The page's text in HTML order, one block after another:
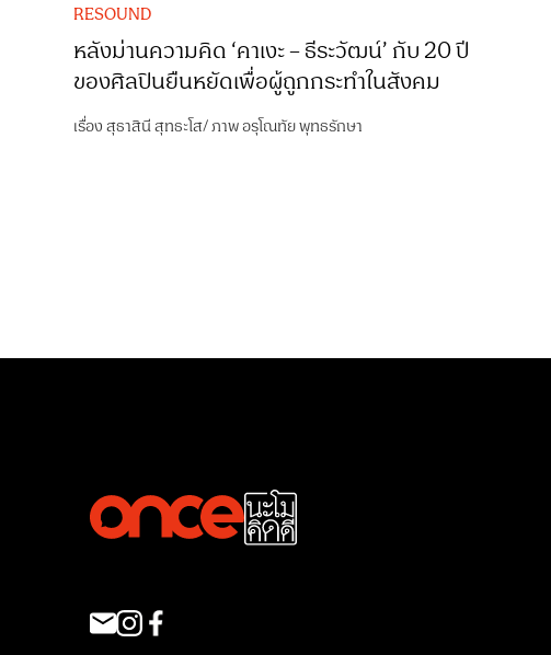
RESOUND
หลังม่านความคิด ‘คาเงะ – ธีระวัฒน์’ กับ 20 ปี
ของศิลปินยืนหยัดเพื่อผู้ถูกกระทำในสังคม
เรื่องสุธาสินี สุทธะโส/ภาพอรุโณทัย พุทธรักษา